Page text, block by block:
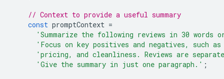
// Context to provide a useful summary
const promptContext =
'Summarize the following reviews in 30 words
'Focus on key positives and negatives, such
'pricing, and cleanliness. Reviews are
'Give the summary in just one paragraph.' ;